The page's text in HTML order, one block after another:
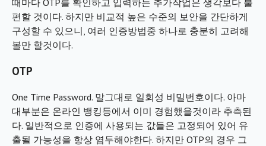
때마다 OTP를 확인하고 입력하는 추가작업은 생각보다 불
편할 것이다. 하지만 비교적 높은 수준의 보안을 간단하게
구성할 수 있으니, 여러 인증방법중 하나로 충분히 고려해
볼만 할것이다.
OTP
One Time Password. 말그대로 일회성 비밀번호이다. 아마
대부분은 온라인 뱅킹등에서 이미 경험했을것이라 추측된
다. 일반적으로 인증에 사용되는 값들은 고정되어 있어 유
출될 가능성을 항상 염두해야한다. 하지만 OTP의 경우 그